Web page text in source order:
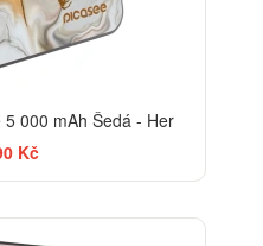
000 mAh Šedá - Her
Kč